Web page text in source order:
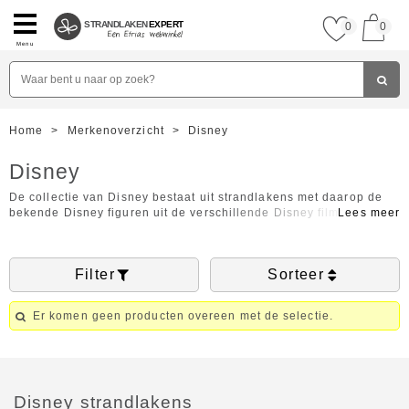
Menu
STRANDLAKENEXPERT 0 0
Home > Merkenoverzicht > Disney
Disney
De collectie van Disney bestaat uit strandlakens met daarop de
bekende Disney figuren uit de verschillende Disney films. De
strandlakens zijn licht van gewicht en drogen zeer snel. U kunt op
onderstaande afbeeldingen klikken voor meer informatie of om
direct uw Disney strandlaken te kopen.
Filter Sorteer
Er komen geen producten overeen met de selectie.
Disney strandlakens